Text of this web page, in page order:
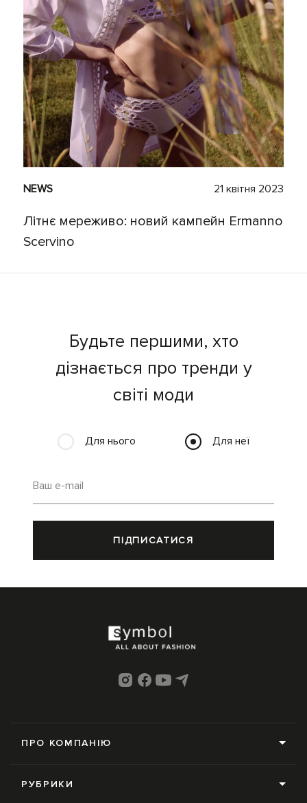
NEWS 21 квітня 2023
Літнє мереживо: новий кампейн Ermanno
Scervino
Будьте першими, хто
дізнається про тренди у
світі моди
Для нього Для неї
Ваш e-mail
ПІДПИСАТИСЯ
ПРО КОМПАНІЮ
РУБРИКИ